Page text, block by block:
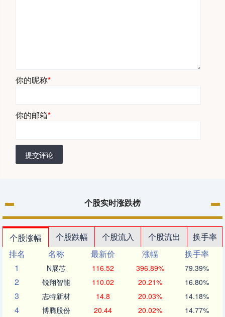
你的昵称*
你的邮箱*
提交评论
个股实时涨跌榜
个股涨幅 个股跌幅 个股流入 个股流出
换手率
排名
名称 最新价 涨幅
换手率
1
N展芯 116.52 396.89% 79.39%
2 锐翔智能 110.02 20.21% 16.80%
3 志特新材 14.8 20.03% 14.18%
4 博腾股份 20.44 20.02% 14.77%